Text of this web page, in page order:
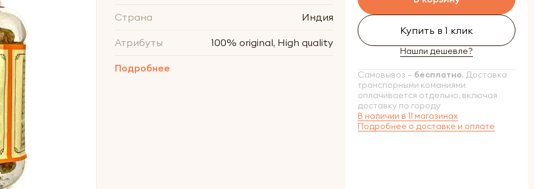
Страна Индия
Атрибуты 100% original, High quality
Подробнее
Купить в 1 клик
Нашли дешевле?
Самовывоз – бесплатно. Доставка
транспорными команиями
оплачивается отдельно, включая
доставку по городу
В наличии в 11 магазинах
Подробнее о доставке и оплате